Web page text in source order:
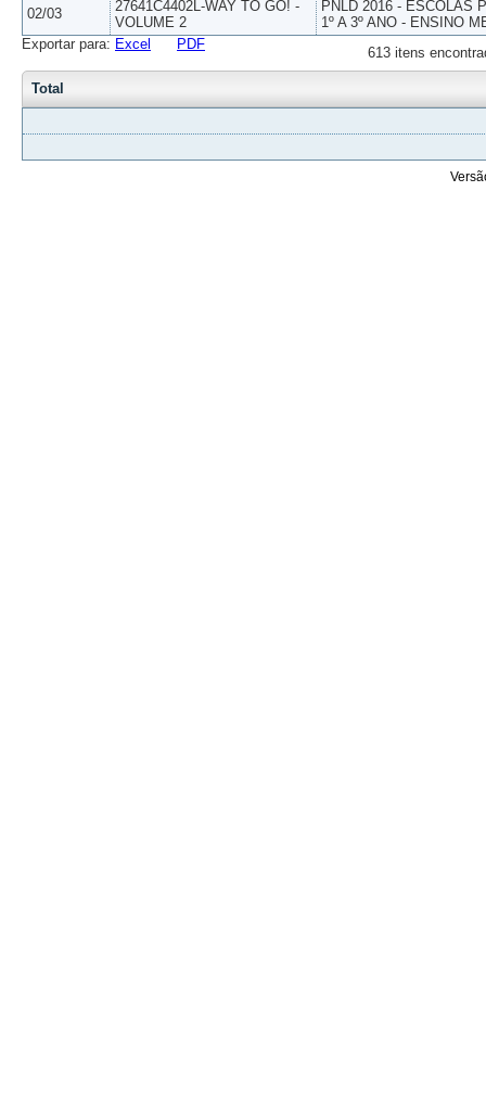
02/03
27641C4402L-WAY TO GO! -
VOLUME 2
PNLD 2016 - ESCOLAS
1º A 3º ANO - ENSINO
613 itens
Exportar para: Excel PDF
Total